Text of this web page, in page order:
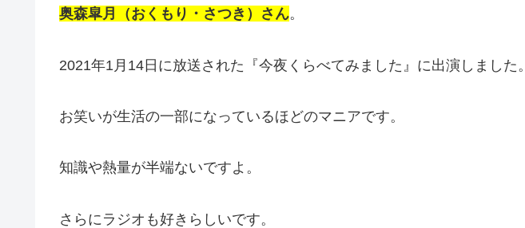
奥森皐月（おくもり・さつき）さん。
2021年1月14日に放送された『今夜くらべてみました』に出演しました。
お笑いが生活の一部になっているほどのマニアです。
知識や熱量が半端ないですよ。
さらにラジオも好きらしいです。